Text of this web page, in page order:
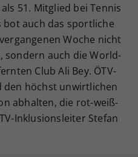
51. Mitglied bei Tennis
bot auch das sportliche
Woche nicht
sondern auch die World-
Club Ali Bey. ÖTV-
den höchst unwirtlichen
abhalten, die rot-weiß-
Inklusionsleiter Stefan